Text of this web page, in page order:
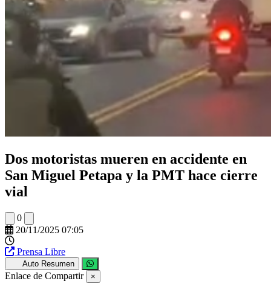
Dos motoristas mueren en accidente en
San Miguel Petapa y la PMT hace cierre
vial
0
20/11/2025 07:05
Prensa Libre
Auto Resumen
Enlace de Compartir ×